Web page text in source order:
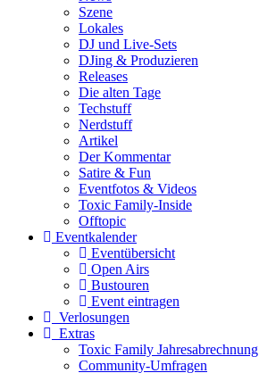
Szene
Lokales
DJ und Live-Sets
DJing & Produzieren
Releases
Die alten Tage
Techstuff
Nerdstuff
Artikel
Der Kommentar
Satire & Fun
Eventfotos & Videos
Toxic Family-Inside
Offtopic
Eventkalender
Eventübersicht
Open Airs
Bustouren
Event eintragen
Verlosungen
Extras
Toxic Family Jahresabrechnung
Community-Umfragen